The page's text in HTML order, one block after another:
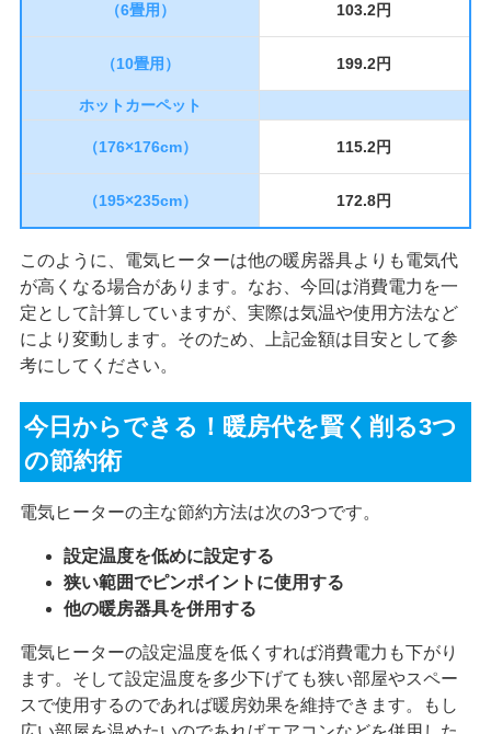
（6畳用） 103.2円
（10畳用） 199.2円
ホットカーペット
（176×176cm） 115.2円
（195×235cm） 172.8円
このように、電気ヒーターは他の暖房器具よりも電気代
が高くなる場合があります。なお、今回は消費電力を一
定として計算していますが、実際は気温や使用方法など
により変動します。そのため、上記金額は目安として参
考にしてください。
今日からできる！暖房代を賢く削る3つ
の節約術
電気ヒーターの主な節約方法は次の3つです。
設定温度を低めに設定する
狭い範囲でピンポイントに使用する
他の暖房器具を併用する
電気ヒーターの設定温度を低くすれば消費電力も下がり
ます。そして設定温度を多少下げても狭い部屋やスペー
スで使用するのであれば暖房効果を維持できます。もし